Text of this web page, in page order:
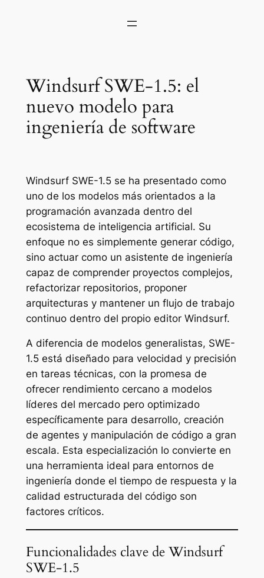
Windsurf SWE-1.5: el
nuevo modelo para
ingeniería de software
Windsurf SWE-1.5 se ha presentado como
uno de los modelos más orientados a la
programación avanzada dentro del
ecosistema de inteligencia artificial. Su
enfoque no es simplemente generar código,
sino actuar como un asistente de ingeniería
capaz de comprender proyectos complejos,
refactorizar repositorios, proponer
arquitecturas y mantener un flujo de trabajo
continuo dentro del propio editor Windsurf.
A diferencia de modelos generalistas, SWE-
1.5 está diseñado para velocidad y precisión
en tareas técnicas, con la promesa de
ofrecer rendimiento cercano a modelos
líderes del mercado pero optimizado
específicamente para desarrollo, creación
de agentes y manipulación de código a gran
escala. Esta especialización lo convierte en
una herramienta ideal para entornos de
ingeniería donde el tiempo de respuesta y la
calidad estructurada del código son
factores críticos.
Funcionalidades clave de Windsurf
SWE-1.5